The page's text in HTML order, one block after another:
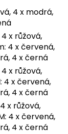
4 x modrá,
x růžová,
4 x červená,
4 x černá
x růžová,
4 x červená,
4 x černá
x růžová,
4 x červená,
4 x černá